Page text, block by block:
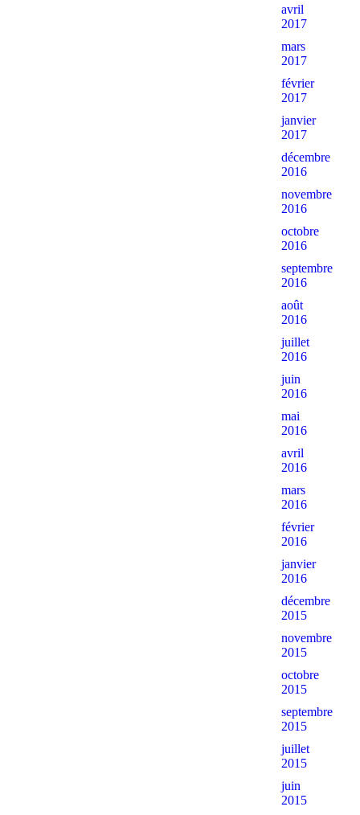
avril
2017
mars
2017
février
2017
janvier
2017
décembre
2016
novembre
2016
octobre
2016
septembre
2016
août
2016
juillet
2016
juin
2016
mai
2016
avril
2016
mars
2016
février
2016
janvier
2016
décembre
2015
novembre
2015
octobre
2015
septembre
2015
juillet
2015
juin
2015